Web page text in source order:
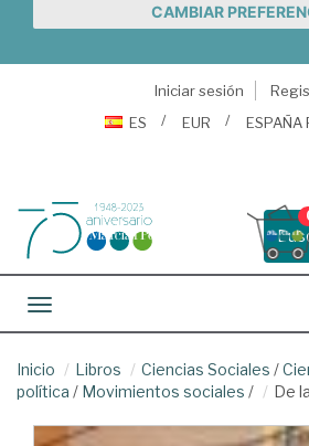
CAMBIAR
Iniciar sesión
ES
EUR ESPAÑA
Toggle navigation
Inicio Libros Ciencias Sociales /
política / Movimientos sociales / De